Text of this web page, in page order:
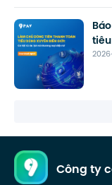
lịch
Công ty